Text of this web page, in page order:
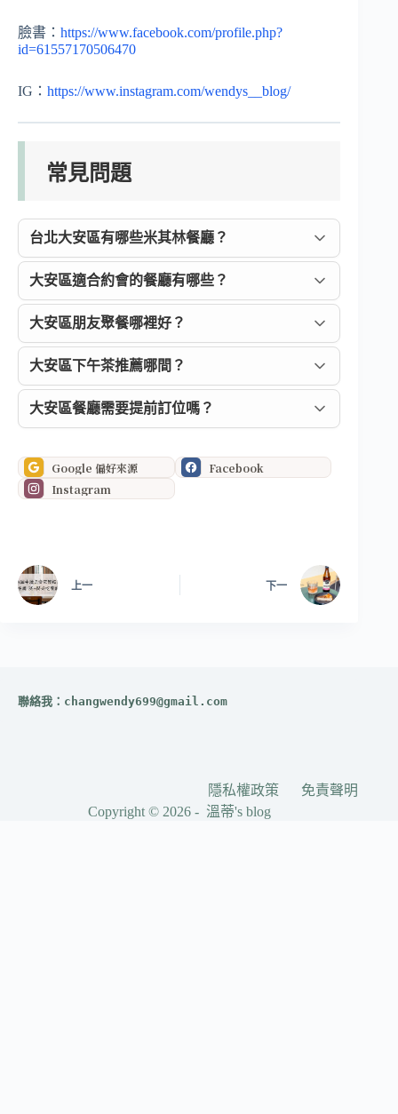
臉書： https://www.facebook.com/profile.php?
id=61557170506470
IG： https://www.instagram.com/wendys__blog/
常見問題
台北大安區有哪些米其林餐廳？
大安區適合約會的餐廳有哪些？
大安區朋友聚餐哪裡好？
大安區下午茶推薦哪間？
大安區餐廳需要提前訂位嗎？
Google 偏好來源
Facebook
Instagram
上一 下一
聯絡我： changwendy699@gmail.com
隱私權政策
免責聲明
Copyright © 2026 - 溫蒂's blog